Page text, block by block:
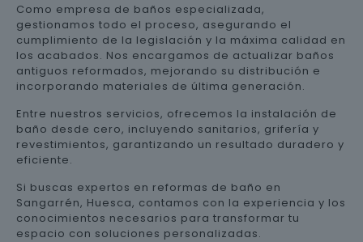
Como empresa de baños especializada,
gestionamos todo el proceso, asegurando el
cumplimiento de la legislación y la máxima calidad en
los acabados. Nos encargamos de actualizar baños
antiguos reformados, mejorando su distribución e
incorporando materiales de última generación.
Entre nuestros servicios, ofrecemos la instalación de
baño desde cero, incluyendo sanitarios, grifería y
revestimientos, garantizando un resultado duradero y
eficiente.
Si buscas expertos en reformas de baño en
Sangarrén, Huesca, contamos con la experiencia y los
conocimientos necesarios para transformar tu
espacio con soluciones personalizadas.